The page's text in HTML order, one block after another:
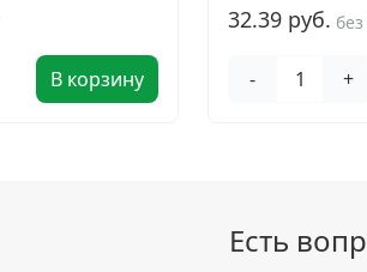
В корзину
32.39 руб.
- +
Есть